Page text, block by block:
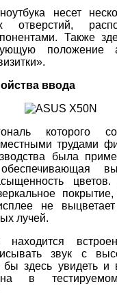
несет
отверстий,
Также
положение
ввода
которого
трудами
была
не
лучей.
звук с
бы здесь увидеть и
в